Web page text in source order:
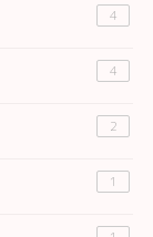
4
4
2
1